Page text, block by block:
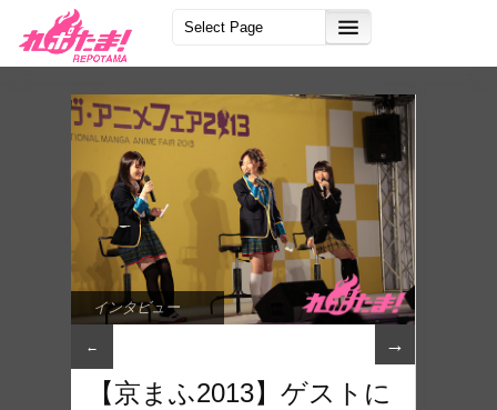
インタビュー
← →
【京まふ2013】ゲストに